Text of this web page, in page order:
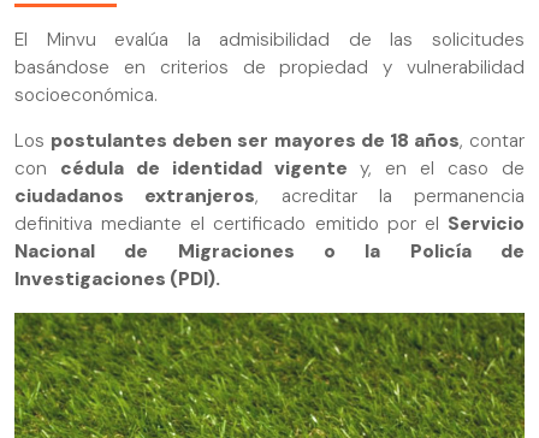
El Minvu evalúa la admisibilidad de las solicitudes
basándose en criterios de propiedad y vulnerabilidad
socioeconómica.
Los postulantes deben ser mayores de 18 años, contar
con cédula de identidad vigente y, en el caso de
ciudadanos extranjeros, acreditar la permanencia
definitiva mediante el certificado emitido por el Servicio
Nacional de Migraciones o la Policía de
Investigaciones (PDI).